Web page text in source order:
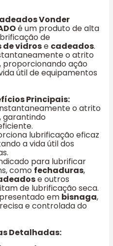
Vonder
é um produto de alta
de
vidrose cadeados.
o atrito
ação
útil de equipamentos
Principais:
o atrito
garantindo
lubrificação eficaz
a vida útil dos
para lubrificar
como fechaduras,
e outros
de lubrificação seca.
em bisnaga,
e controlada do
Detalhadas: